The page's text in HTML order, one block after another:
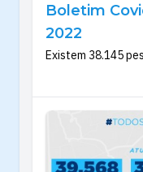
Boletim
2022
Existem 38.145